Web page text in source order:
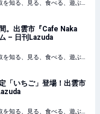
。出雲市『Cafe Naka
– 日刊Lazuda
「いちご」登場！出雲市